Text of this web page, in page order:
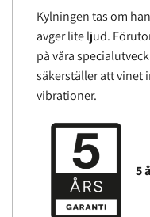
Kylningen tas om
avger lite ljud.
på våra
säkerställer att vinet
vibrationer.
5